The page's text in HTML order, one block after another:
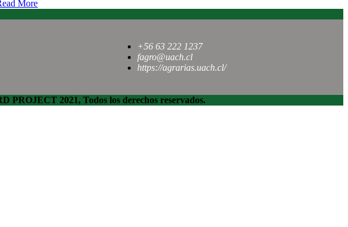
More
+56 63 222 1237
fagro@uach.cl
https://agrarias.uach.cl/
PROJECT 2021, Todos los derechos reservados.